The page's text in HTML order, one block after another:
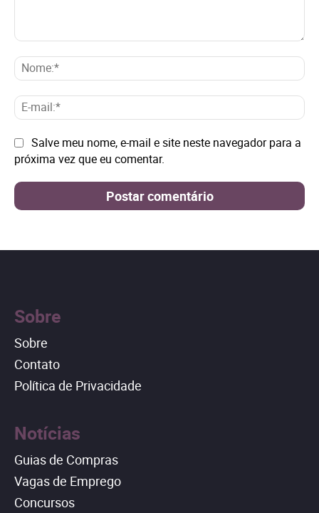
E-
Site: Salve meu nome, e-mail e site neste navegador para a
próxima vez que eu comentar.
Sobre
Sobre
Contato
Política de Privacidade
Notícias
Guias de Compras
Vagas de Emprego
Concursos